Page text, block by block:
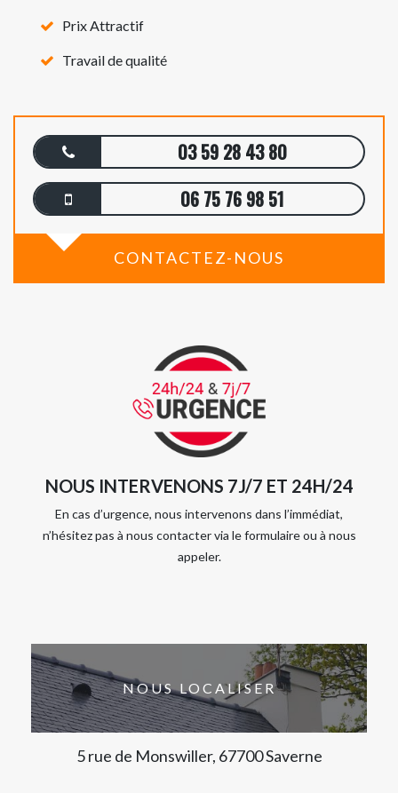
Prix Attractif
Travail de qualité
03 59 28 43 80
06 75 76 98 51
CONTACTEZ-NOUS
NOUS INTERVENONS 7J/7 ET 24H/24
En cas d’urgence, nous intervenons dans l’immédiat,
n’hésitez pas à nous contacter via le formulaire ou à nous
appeler.
NOUS LOCALISER
5 rue de Monswiller, 67700 Saverne